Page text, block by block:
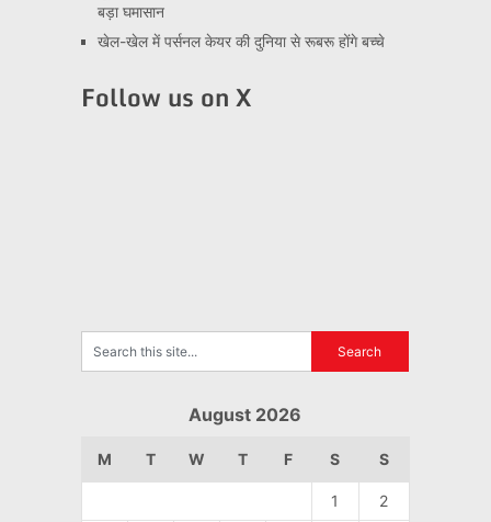
बड़ा घमासान
खेल-खेल में पर्सनल केयर की दुनिया से रूबरू होंगे बच्चे
Follow us on X
August 2026
M T W T F S S
1 2